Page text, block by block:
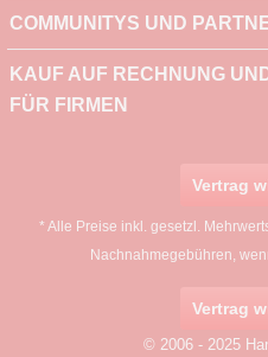
COMMUNITYS UND
KAUF AUF RECHNUNG
FÜR FIRMEN
Vertrag
* Alle Preise inkl. gesetzl.
Nachnahmegebühren,
Vertrag
© 2006 - 2025